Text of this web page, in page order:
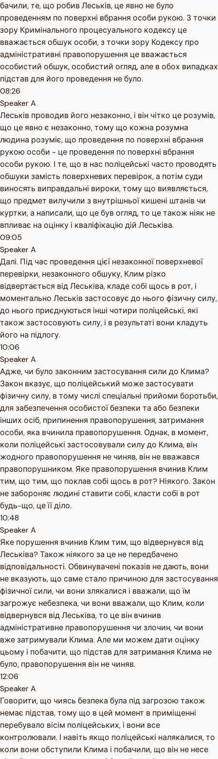
бачили, те, що робив Леськів, це явно не було
проведенням по поверхні вбрання особи рукою. З точки
зору Кримінального процесуального кодексу це
вважається обшук особи, з точки зору Кодексу про
адміністративні правопорушення це вважається
особистий обшук, особистий огляд, але в обох випадках
підстав для його проведення не було.
08:26
Speaker A
Леськів проводив його незаконно, і він чітко це розумів,
що це явно є незаконно, тому що кожна розумна
людина розуміє, що проведення по поверхні вбрання
рукою особи - це проведення по поверхні вбрання
особи рукою. І те, що в нас поліцейські часто проводять
обшуки замість поверхневих перевірок, а потім суди
виносять виправдальні вироки, тому що виявляється,
що предмет вилучили з внутрішньої кишені штанів чи
куртки, а написали, що це був огляд, то це також ніяк не
впливає на оцінку і кваліфікацію дій Леськіва.
09:05
Speaker A
Далі. Під час проведення цієї незаконної поверхневої
перевірки, незаконного обшуку, Клим різко
відвертається від Леськіва, кладе собі щось в рот, і
моментально Леськів застосовує до нього фізичну силу,
до нього приєднуються інші чотири поліцейські, які
також застосовують силу, і в результаті вони кладуть
його на підлогу.
10:06
Speaker A
Адже, чи було законним застосування сили до Клима?
Закон вказує, що поліцейський може застосувати
фізичну силу, в тому числі спеціальні прийоми боротьби,
для забезпечення особистої безпеки та або безпеки
інших осіб, припинення правопорушення, затримання
особи, яка вчинила правопорушення. Однак, в момент,
коли поліцейські застосовували силу до Клима, він
жодного правопорушення не чиняв, він не вважався
правопорушником. Яке правопорушення вчинив Клим
тим, що тим, що поклав собі щось в рот? Ніякого. Закон
не забороняє людині ставити собі, класти собі в рот
будь-що, це її діло.
10:48
Speaker A
Яке порушення вчинив Клим тим, що відвернувся від
Леськіва? Також ніякого за це не передбачено
відповідальності. Обвинувачені показів не дають, вони
не вказують, що саме стало причиною для застосування
фізичної сили, чи вони злякалися і вважали, що їм
загрожує небезпека, чи вони вважали, що Клим, коли
відвернувся від Леськіва, то це він вчинив
адміністративне правопорушення чи злочин, чи вони
вже затримували Клима. Але ми можем дати оцінку
цьому і побачити, що підстав для затримання Клима не
було, правопорушення він не чиняв.
12:06
Speaker A
Говорити, що чиясь безпека була під загрозою також
немає підстав, тому що в цей момент в приміщенні
перебувало вісім поліцейських, і вони все
контролювали. І навіть якщо поліцейські налякалися, то
коли вони обступили Клима і побачили, що він не несе